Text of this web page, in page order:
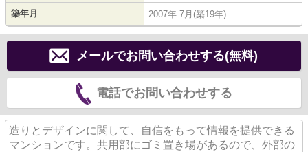
築年月 2007年 7月(築19年)
メールでお問い合わせする(無料)
電話でお問い合わせする
造りとデザインに関して、自信をもって情報を提供できる
マンションです。共用部にゴミ置き場があるので、外部の